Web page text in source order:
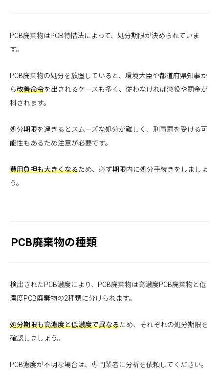
PCB廃棄物はPCB特措法によって、処分期限が決められていま
す。
PCB廃棄物の処分を放置していると、環境大臣や都道府県知事か
ら改善命令を出されるケースも多く、従わなければ懲役や罰金が
科されます。
処分期限を過ぎるとスムーズな処分が難しく、刑事罰を受ける可
能性もあるため注意が必要です。
費用負担も大きくなるため、必ず期限内に処分手続きをしましょ
う。
PCB廃棄物の種類
検出されたPCB濃度により、PCB廃棄物は高濃度PCB廃棄物と低
濃度PCB廃棄物の2種類に分けられます。
処分期限も高濃度と低濃度で異なるため、それぞれの処分期限を
確認しましょう。
PCB濃度が不明な場合は、専門業者に分析を依頼してください。